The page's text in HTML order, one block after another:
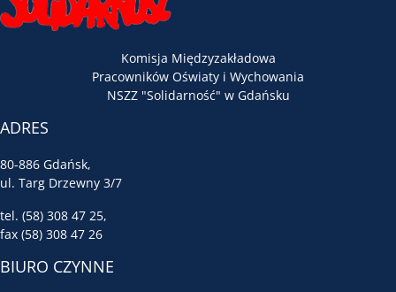
Komisja Międzyzakładowa
Pracowników Oświaty i Wychowania
NSZZ "Solidarność" w Gdańsku
ADRES
80-886 Gdańsk,
ul. Targ Drzewny 3/7
tel. (58) 308 47 25,
fax (58) 308 47 26
BIURO CZYNNE